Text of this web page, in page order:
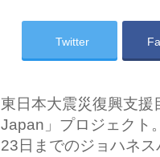
Twitter
東日本大震災復興支
Japan」プロジェクト
23日までのジョハネ